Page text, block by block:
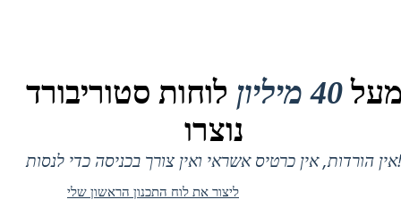
40 מיליון
לוחות סטוריבורד
נוצרו
אין הורדות, אין כרטיס אשראי ואין צורך בכניסה כדי לנסות!
ליצור את לוח התכנון הראשון שלי